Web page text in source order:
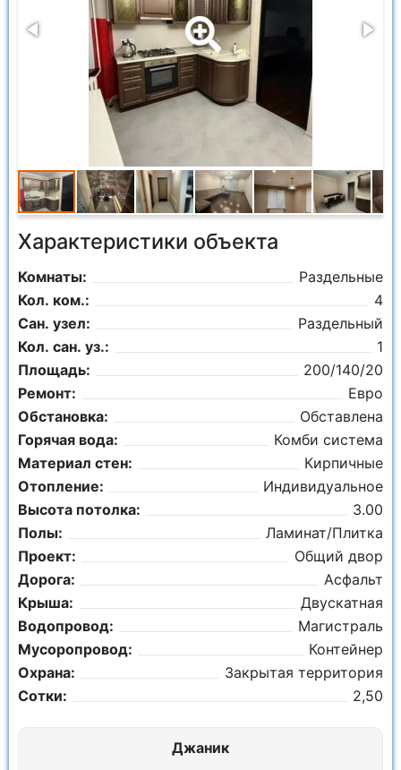
Характеристики объекта
Комнаты:
Раздельные
Кол. ком.:
4
Сан. узел:
Раздельный
Кол. сан. уз.:
1
Площадь:
200/140/20
Ремонт:
Евро
Обстановка:
Обставлена
Горячая вода:
Комби система
Материал стен:
Кирпичные
Отопление:
Индивидуальное
Высота потолка:
3.00
Полы:
Ламинат/Плитка
Проект:
Общий двор
Дорога:
Асфальт
Крыша:
Двускатная
Водопровод:
Магистраль
Мусоропровод:
Контейнер
Охрана:
Закрытая территория
Сотки:
2,50
Джаник